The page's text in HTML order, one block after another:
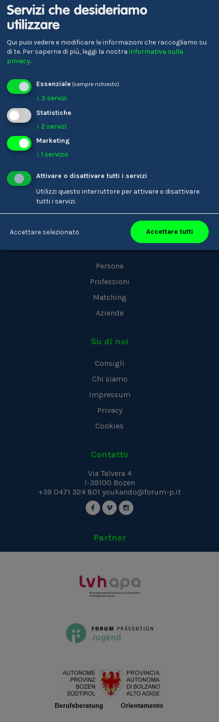
Informazioni su Oberschulen 'J. Ph. Fallmerayer' dell`
Ufficio Orientamento scolastico & professionale.
Storie
Thomas Putzer
clientela
Persone
Professioni
Matching
Aziende
Su di noi
Consigli
Chi siamo
Impressum
Privacy
Cookies
Contatto
Via Talvera 4
I-39100 Bozen
+39 0471 324 801 youkando@forum-p.it
Partner
Servizi che desideriamo
utilizzare
Qui puoi vedere e modificare le informazioni che raccogliamo su
di te. Per saperne di più, leggi la nostra informativa sulla
privacy.
Essenziale (sempre richiesto)
↓ 3 servizi
Statistiche
↓ 2 servizi
Marketing
↓ 1 servizio
Attivare o disattivare tutti i servizi
Utilizzi questo interruttore per attivare o disattivare
tutti i servizi.
Accettare selezionato Accettare tutti